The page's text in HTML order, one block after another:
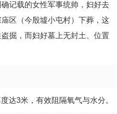
记载的女性军事统帅，妇好去
区（今殷墟小屯村）下葬，这
掘，而妇好墓上无封土、位置
达3米，有效阻隔氧气与水分。